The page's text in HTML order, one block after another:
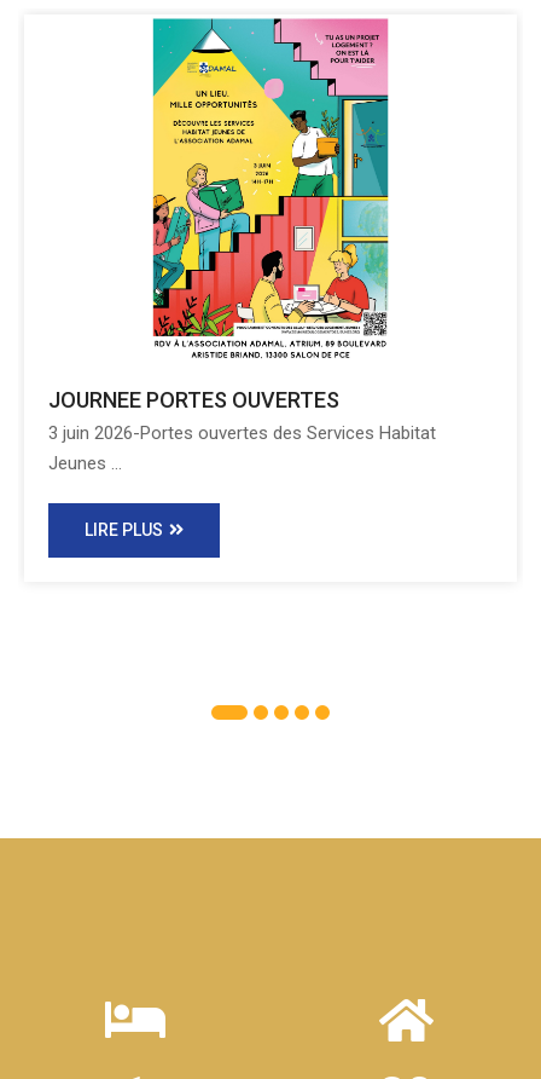
JOURNEE PORTES OUVERTES
3 juin 2026-Portes ouvertes des Services Habitat
Jeunes ...
LIRE PLUS